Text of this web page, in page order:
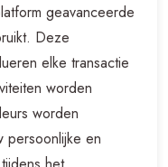
geavanceerde
Deze
elke transactie
worden
worden
en